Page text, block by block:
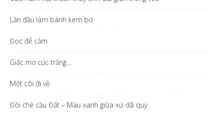
Lần đầu làm bánh kem bơ
Đọc để cảm
Giấc mơ cúc trắng…
Một cõi đi về
Đồi chè cầu Đất – Màu xanh giữa xứ dã quỳ